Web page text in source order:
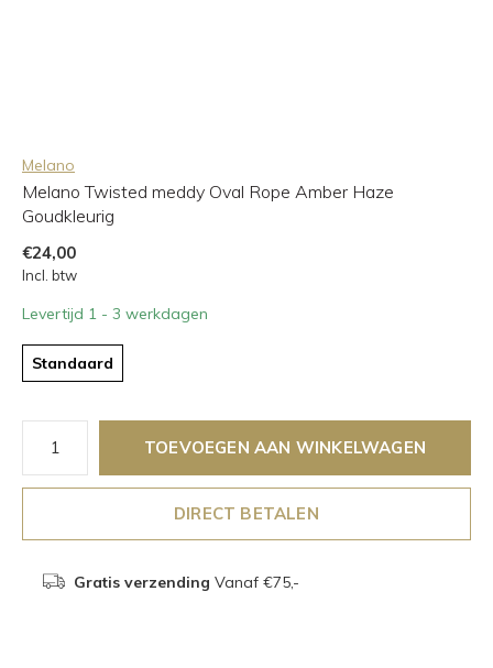
Melano
Melano Twisted meddy Oval Rope Amber Haze
Goudkleurig
€24,00
Incl. btw
Levertijd 1 - 3 werkdagen
Standaard
TOEVOEGEN AAN WINKELWAGEN
DIRECT BETALEN
Gratis verzending Vanaf €75,-